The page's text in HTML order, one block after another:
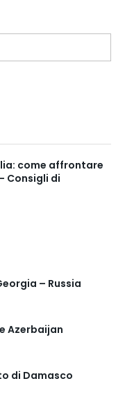
come affrontare
Consigli di
– Russia
Azerbaijan
di Damasco